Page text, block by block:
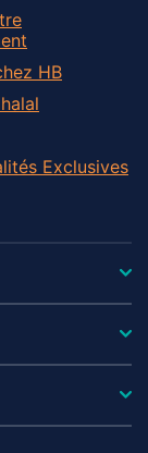
HB
Exclusives